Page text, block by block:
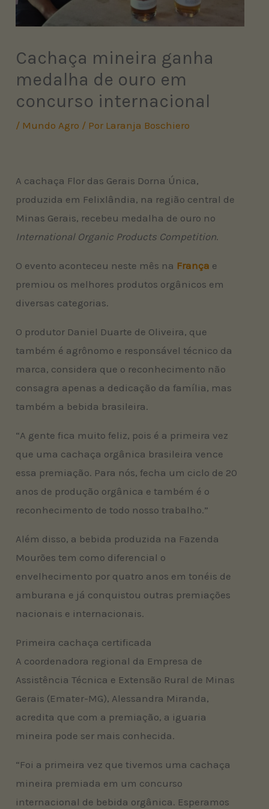
Cachaça mineira ganha
medalha de ouro em
concurso internacional
/ Mundo Agro / Por Laranja Boschiero
A cachaça Flor das Gerais Dorna Única,
produzida em Felixlândia, na região central de
Minas Gerais, recebeu medalha de ouro no
International Organic Products Competition.
O evento aconteceu neste mês na França e
premiou os melhores produtos orgânicos em
diversas categorias.
O produtor Daniel Duarte de Oliveira, que
também é agrônomo e responsável técnico da
marca, considera que o reconhecimento não
consagra apenas a dedicação da família, mas
também a bebida brasileira.
“A gente fica muito feliz, pois é a primeira vez
que uma cachaça orgânica brasileira vence
essa premiação. Para nós, fecha um ciclo de 20
anos de produção orgânica e também é o
reconhecimento de todo nosso trabalho.”
Além disso, a bebida produzida na Fazenda
Mourões tem como diferencial o
envelhecimento por quatro anos em tonéis de
amburana e já conquistou outras premiações
nacionais e internacionais.
Primeira cachaça certificada
A coordenadora regional da Empresa de
Assistência Técnica e Extensão Rural de Minas
Gerais (Emater-MG), Alessandra Miranda,
acredita que com a premiação, a iguaria
mineira pode ser mais conhecida.
“Foi a primeira vez que tivemos uma cachaça
mineira premiada em um concurso
internacional de bebida orgânica. Esperamos